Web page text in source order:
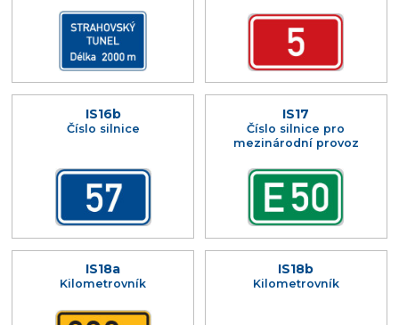
IS16b
Číslo silnice
IS17
Číslo silnice pro
mezinárodní provoz
IS18a
Kilometrovník
IS18b
Kilometrovník